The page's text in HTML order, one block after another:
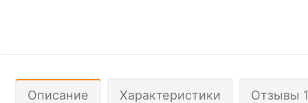
Описание Характеристики Отзывы 1